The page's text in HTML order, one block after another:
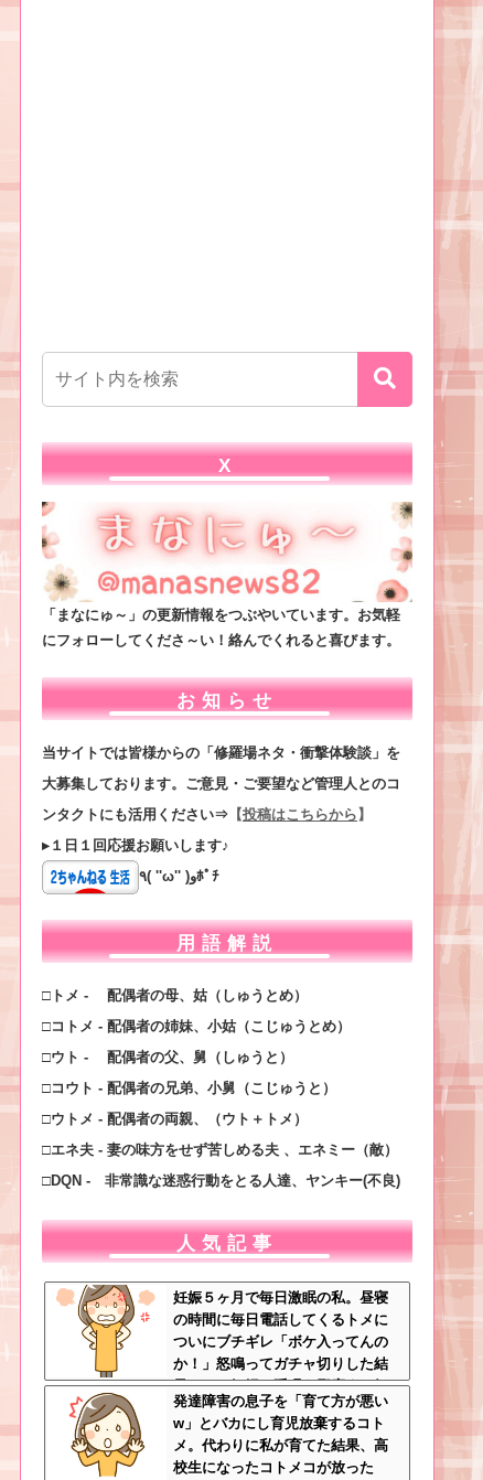
X
「まなにゅ～」の更新情報をつぶやいています。お気軽
にフォローしてくださ～い！絡んでくれると喜びます。
お知らせ
当サイトでは皆様からの「修羅場ネタ・衝撃体験談」を
大募集しております。ご意見・ご要望など管理人とのコ
ンタクトにも活用ください⇒ 【投稿はこちらから 】
▸１日１回応援お願いします♪
٩( ''ω'' )وﾎﾟﾁ
用語解説
□トメ - 配偶者の母、姑（しゅうとめ）
□コトメ - 配偶者の姉妹、小姑（こじゅうとめ）
□ウト - 配偶者の父、舅（しゅうと）
□コウト - 配偶者の兄弟、小舅（こじゅうと）
□ウトメ - 配偶者の両親、（ウト＋トメ）
□エネ夫 - 妻の味方をせず苦しめる夫 、エネミー（敵）
□DQN - 非常識な迷惑行動をとる人達、ヤンキー(不良)
人気記事
妊娠５ヶ月で毎日激眠の私。昼寝
の時間に毎日電話してくるトメに
ついにブチギレ「ボケ入ってんの
か！」怒鳴ってガチャ切りした結
果ｗｗ←妊婦の睡眠を邪魔する奴
は容赦しない
発達障害の息子を「育て方が悪い
w」とバカにし育児放棄するコト
メ。代わりに私が育てた結果、高
校生になったコトメコが放った